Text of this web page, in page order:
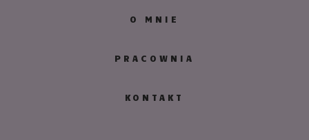
O MNIE
PRACOWNIA
KONTAKT